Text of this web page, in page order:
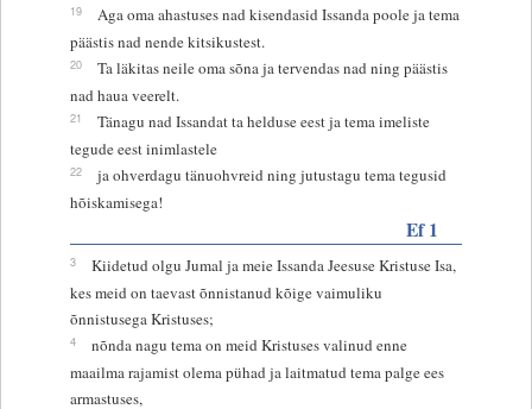
19
Aga oma ahastuses nad kisendasid Issanda poole ja tema
päästis nad nende kitsikustest.
20
Ta läkitas neile oma sõna ja tervendas nad ning päästis
nad haua veerelt.
21
Tänagu nad Issandat ta helduse eest ja tema imeliste
tegude eest inimlastele
22
ja ohverdagu tänuohvreid ning jutustagu tema tegusid
hõiskamisega!
Ef 1
3
Kiidetud olgu Jumal ja meie Issanda Jeesuse Kristuse Isa,
kes meid on taevast õnnistanud kõige vaimuliku
õnnistusega Kristuses;
4
nõnda nagu tema on meid Kristuses valinud enne
maailma rajamist olema pühad ja laitmatud tema palge ees
armastuses,